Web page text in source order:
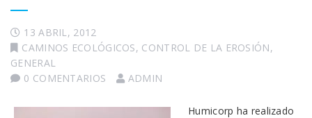
13 ABRIL, 2012
CAMINOS ECOLÓGICOS, CONTROL DE LA EROSIÓN,
GENERAL
0 COMENTARIOS
ADMIN
Humicorp ha realizado